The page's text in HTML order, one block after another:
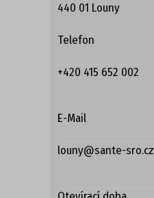
440 01 Louny
Telefon
+420 415 652 002
E-Mail
louny@sante-sro.cz